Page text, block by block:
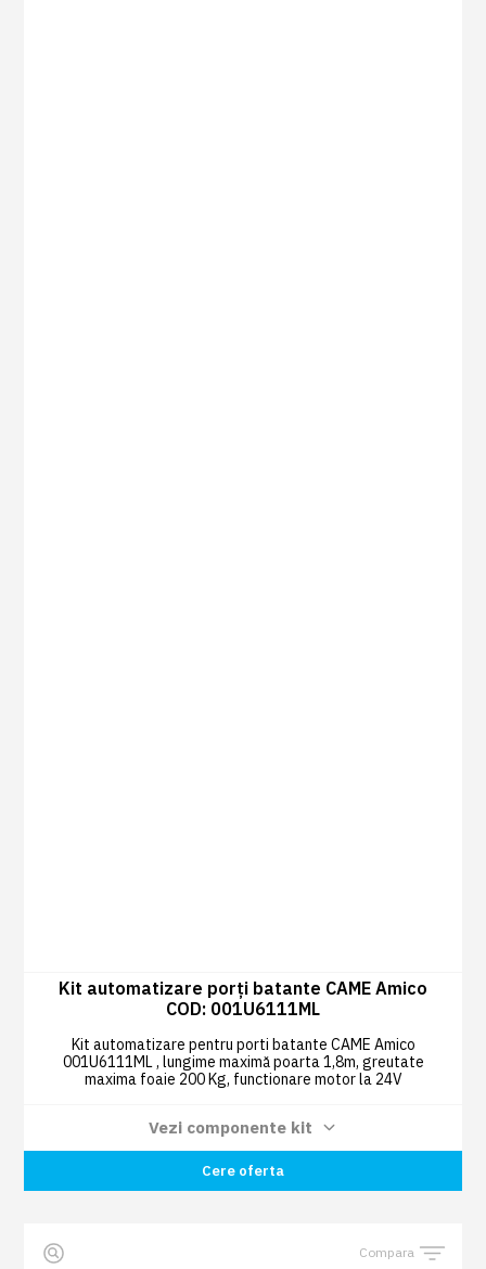
Kit automatizare porți batante CAME Amico
COD: 001U6111ML
Kit automatizare pentru porti batante CAME Amico
001U6111ML , lungime maximă poarta 1,8m, greutate
maxima foaie 200 Kg, functionare motor la 24V
Vezi componente kit
Lampă de semnalizare cu LED COD:
001KLED24
Radiocomandă TOP44RBN 433,92 MHZ
Cere oferta
Compara